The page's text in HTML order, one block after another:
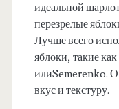
идеальной
перезрелые
Лучше всего
яблоки, такие
илиSemerenko.
вкус и текстуру.